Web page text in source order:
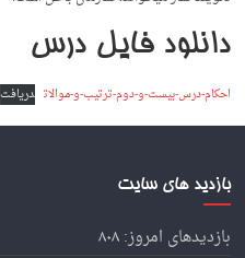
دانلود فایل درس
احکام-درس-بیست-و-دوم-ترتیب-و-موالات دریافت
بازدید های سایت
بازدیدهای امروز:۸۰۸